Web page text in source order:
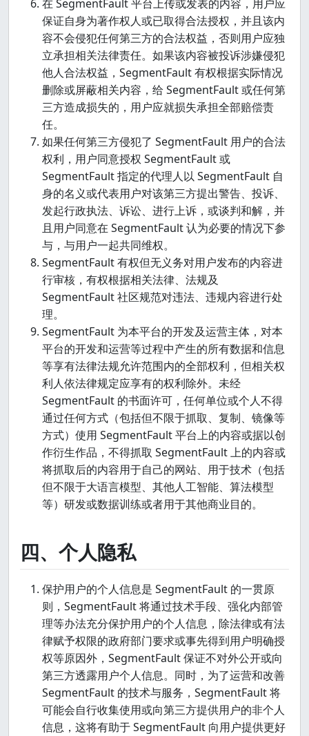
在 SegmentFault 平台上传或发表的内容，用户应
保证自身为著作权人或已取得合法授权，并且该内
容不会侵犯任何第三方的合法权益，否则用户应独
立承担相关法律责任。如果该内容被投诉涉嫌侵犯
他人合法权益，SegmentFault 有权根据实际情况
删除或屏蔽相关内容，给 SegmentFault 或任何第
三方造成损失的，用户应就损失承担全部赔偿责
任。
如果任何第三方侵犯了 SegmentFault 用户的合法
权利，用户同意授权 SegmentFault 或
SegmentFault 指定的代理人以 SegmentFault 自
身的名义或代表用户对该第三方提出警告、投诉、
发起行政执法、诉讼、进行上诉，或谈判和解，并
且用户同意在 SegmentFault 认为必要的情况下参
与，与用户一起共同维权。
SegmentFault 有权但无义务对用户发布的内容进
行审核，有权根据相关法律、法规及
SegmentFault 社区规范对违法、违规内容进行处
理。
SegmentFault 为本平台的开发及运营主体，对本
平台的开发和运营等过程中产生的所有数据和信息
等享有法律法规允许范围内的全部权利，但相关权
利人依法律规定应享有的权利除外。未经
SegmentFault 的书面许可，任何单位或个人不得
通过任何方式（包括但不限于抓取、复制、镜像等
方式）使用 SegmentFault 平台上的内容或据以创
作衍生作品，不得抓取 SegmentFault 上的内容或
将抓取后的内容用于自己的网站、用于技术（包括
但不限于大语言模型、其他人工智能、算法模型
等）研发或数据训练或者用于其他商业目的。
四、个人隐私
保护用户的个人信息是 SegmentFault 的一贯原
则，SegmentFault 将通过技术手段、强化内部管
理等办法充分保护用户的个人信息，除法律或有法
律赋予权限的政府部门要求或事先得到用户明确授
权等原因外，SegmentFault 保证不对外公开或向
第三方透露用户个人信息。同时，为了运营和改善
SegmentFault 的技术与服务，SegmentFault 将
可能会自行收集使用或向第三方提供用户的非个人
信息，这将有助于 SegmentFault 向用户提供更好